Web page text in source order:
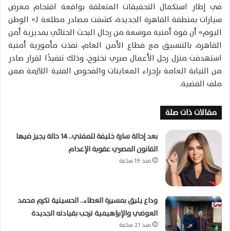
في إطار استكمال التحقيقات المتعلقة بواقعة اقتحام معرض
سيارات بمنطقة القاهرة الجديدة، كشفت مصادر مطلعة لـ« الوطن
اليوم» أن قوة أمنية موسعة من رجال البحث الجنائي بمديرية أمن
القاهرة، بالتنسيق مع قطاع الأمن العام، نفذت مأمورية أمنية
استهدفت منزل رجل الأعمال صبري نخنوخ، وذلك تنفيذًا لقرار صادر
من النيابة العامة بإجراء المعاينات والفحوص الفنية اللازمة ضمن
ملف القضية.
مقالات ذات صلة
بعد إحالة سارة خليفة للمفتي.. 14 حالة يجيز فيها
القانون المصري عقوبة الإعدام
منذ 19 ساعة
وداع يليق بمسيرة العطاء.. الحسينية تكرم محمد
العوضي والإبراهيمية ترحب بقيادته الجديدة
منذ 21 ساعة